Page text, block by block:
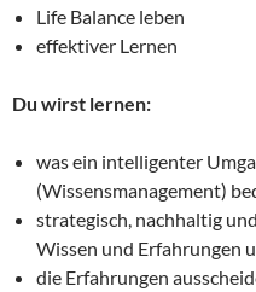
Life Balance leben
effektiver Lernen
Du wirst lernen:
was ein intelligenter
(Wissensmanagement)
strategisch, nachhaltig
Wissen und Erfahrungen
die Erfahrungen